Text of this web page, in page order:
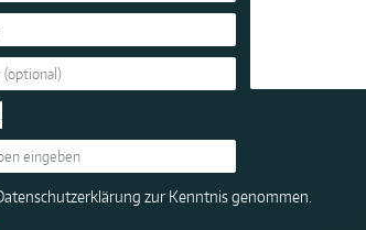
zur Kenntnis genommen.